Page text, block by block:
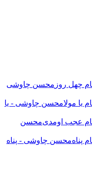
محسن چاوشی
محسن چاوشی - یا
محسن
محسن چاوشی - پناه